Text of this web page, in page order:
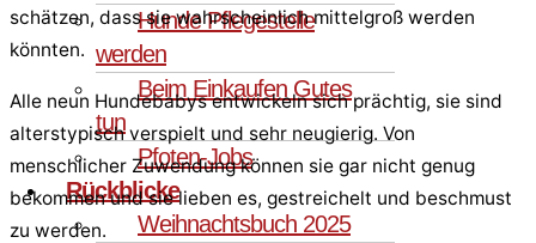
Hunde Pflegestelle
werden
Beim Einkaufen Gutes
tun
Pfoten-Jobs
Rückblicke
Weihnachtsbuch 2025
schätzen, dass sie wahrscheinlich mittelgroß werden
könnten.
Alle neun Hundebabys entwickeln sich prächtig, sie sind
alterstypisch verspielt und sehr neugierig. Von
menschlicher Zuwendung können sie gar nicht genug
bekommen und sie lieben es, gestreichelt und beschmust
zu werden.